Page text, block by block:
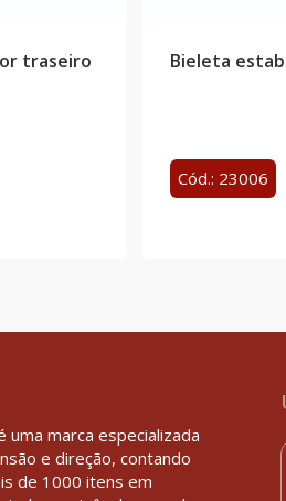
traseiro Bieleta
Cód.: 23006
uma marca especializada
e direção, contando
de 1000 itens em